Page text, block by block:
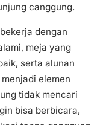
canggung.
dengan
meja yang
serta alunan
elemen
tidak mencari
bisa berbicara,